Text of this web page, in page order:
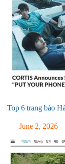
Top 6 trang báo
June 2, 2026